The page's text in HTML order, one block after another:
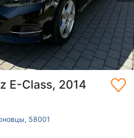
E-Class, 2014
58001